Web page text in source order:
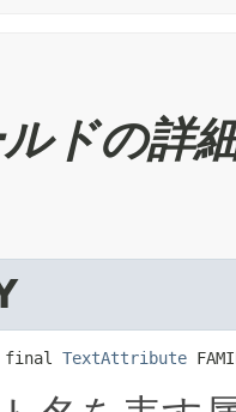
ドの詳
final TextAttribute